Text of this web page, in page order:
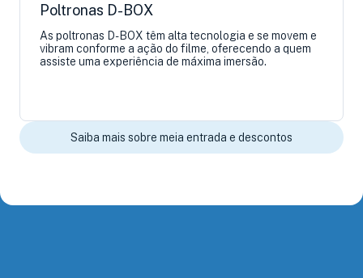
Poltronas D-BOX
As poltronas D-BOX têm alta tecnologia e se movem e
vibram conforme a ação do filme, oferecendo a quem
assiste uma experiência de máxima imersão.
Saiba mais sobre meia entrada e descontos